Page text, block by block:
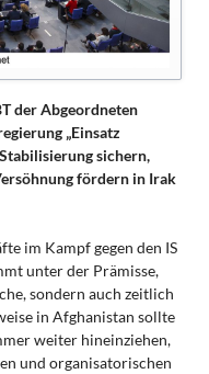
der Abgeordneten
„Einsatz
sichern,
fördern in Irak
im Kampf gegen den IS
unter der Prämisse,
sondern auch zeitlich
in Afghanistan sollte
weiter hineinziehen,
und organisatorischen